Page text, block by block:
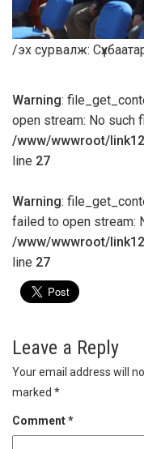
/эх сурвалж:
Warning:
open stream: No such
/www/wwwroot/
line 27
Warning:
failed to open stream:
/www/wwwroot/
line 27
Leave a Reply
Your email address will
marked *
Comment*